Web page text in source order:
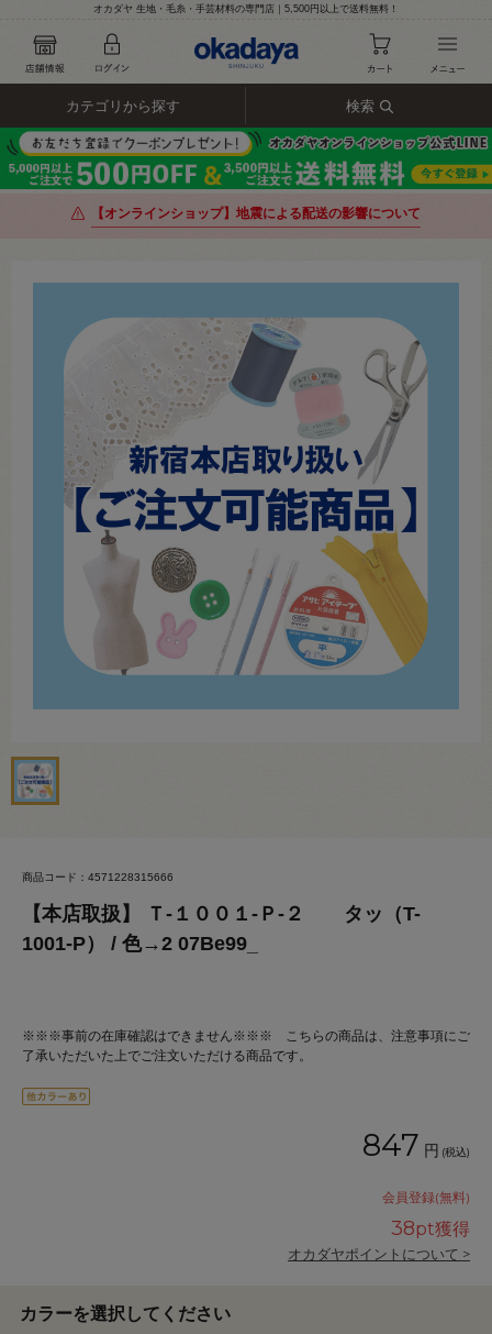
オカダヤ 生地・毛糸・手芸材料の専門店｜5,500円以上で送料無料！
カテゴリから探す 検索
【オンラインショップ】地震による配送の影響について
商品コード：4571228315666
【本店取扱】 Ｔ-１００１-Ｐ-２ タッ（T-
1001-P） / 色→2 07Be99_
※※※事前の在庫確認はできません※※※ こちらの商品は、注意事項にご
了承いただいた上でご注文いただける商品です。
847 円 (税込)
会員登録(無料)
38pt獲得
オカダヤポイントについて >
カラーを選択してください